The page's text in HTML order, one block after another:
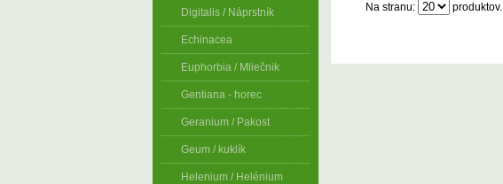
Digitalis / Náprstník
Echinacea
Euphorbia / Mliečnik
Gentiana - horec
Geranium / Pakost
Geum / kuklík
Helenium / Helénium
Na stranu: produktov.